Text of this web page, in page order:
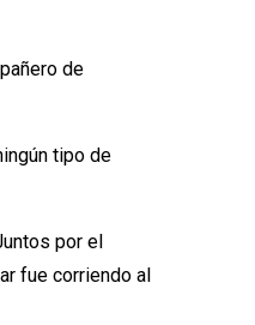
de
tipo de
por el
fue corriendo al